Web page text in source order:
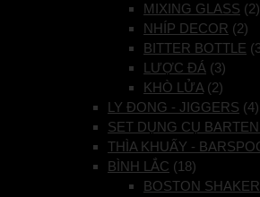
MIXING GLASS (2)
NHÍP DECOR (2)
BITTER BOTTLE
LƯỢC ĐÁ (3)
KHÒ LỬA (2)
LY ĐONG - JIGGERS (4)
SET DỤNG CỤ
THÌA KHUẤY -
BÌNH LẮC (18)
BOSTON SHAKER